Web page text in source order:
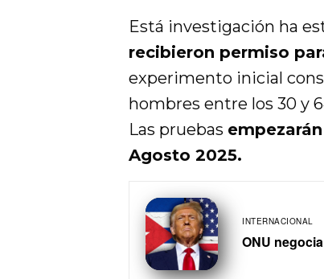
Está investigación ha
recibieron permiso
experimento inicial
hombres entre los 30 y
Las pruebas
Agosto 2025.
INTERNACIONAL
ONU